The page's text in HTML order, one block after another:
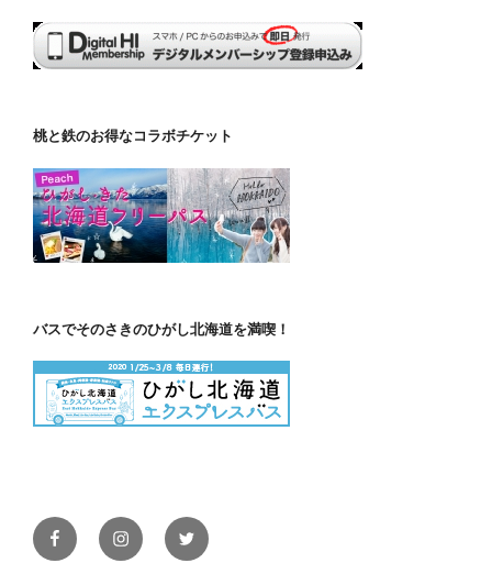
桃と鉄のお得なコラボチケット
バスでそのさきのひがし北海道を満喫！
FacebookInstagramTwitter